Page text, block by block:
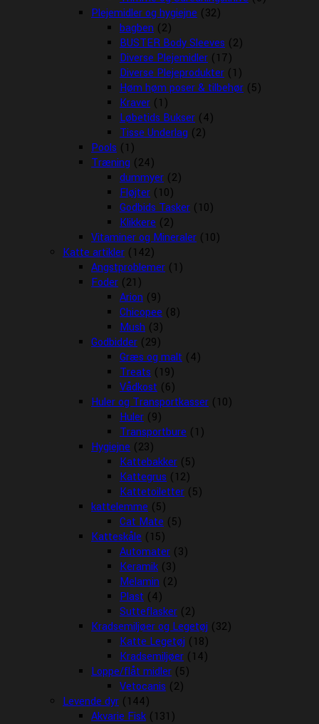
Plejemidler og hygiejne (32)
bagben (2)
BUSTER Body Sleeves (2)
Diverse Plejemidler (17)
Diverse Plejeprodukter (1)
Høm høm poser & tilbehør (5)
Kraver (1)
Løbetids Bukser (4)
Tisse Underlag (2)
Pools (1)
Træning (24)
dummyer (2)
Fløjter (10)
Godbids Tasker (10)
Klikkere (2)
Vitaminer og Mineraler (10)
Katte artikler (142)
Angstproblemer (1)
Foder (21)
Arion (9)
Chicopee (8)
Mush (3)
Godbidder (29)
Græs og malt (4)
Treats (19)
Vådkost (6)
Huler og Transportkasser (10)
Huler (9)
Transportbure (1)
Hygiejne (23)
Kattebakker (5)
Kattegrus (12)
Kattetoiletter (5)
kattelemme (5)
Cat Mate (5)
Katteskåle (15)
Automater (3)
Keramik (3)
Melamin (2)
Plast (4)
Sutteflasker (2)
Kradsemiljøer og Legetøj (32)
Katte Legetøj (18)
Kradsemiljøer (14)
Loppe/flåt midler (5)
Vetocanis (2)
Levende dyr (144)
Akvarie Fisk (131)